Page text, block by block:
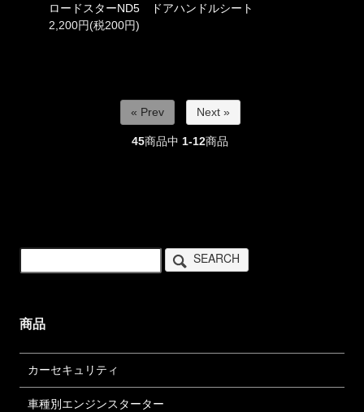
ロードスターND5 ドアハンドルシート
2,200円(税200円)
« Prev Next »
45商品中 1-12商品
SEARCH
商品
カーセキュリティ
車種別エンジンスターター